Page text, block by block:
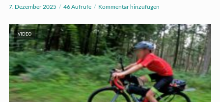
7. Dezember 2025 46 Aufrufe Kommentar hinzufügen
VIDEO